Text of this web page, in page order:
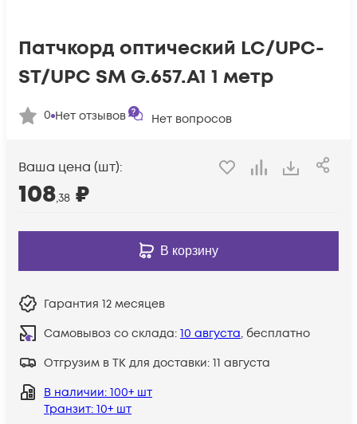
Патчкорд оптический LC/UPC-
ST/UPC SM G.657.A1 1 метр
0 Нет отзывов Нет вопросов
Ваша цена (шт):
108,38 ₽
В корзину
Гарантия 12 месяцев
Самовывоз со склада: 10 августа, бесплатно
Отгрузим в ТК для доставки: 11 августа
В наличии: 100+ шт
Транзит: 10+ шт